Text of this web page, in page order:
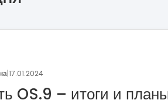
о динамике рынка